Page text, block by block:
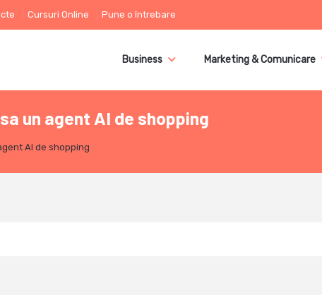
Cursuri Online Pune o întrebare
Business Marketing & Comunicare
un agent AI de shopping
AI de shopping